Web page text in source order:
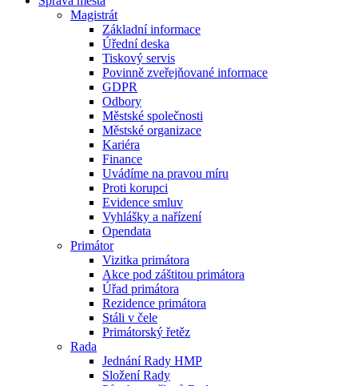
Magistrát
Základní informace
Úřední deska
Tiskový servis
Povinně zveřejňované informace
GDPR
Odbory
Městské společnosti
Městské organizace
Kariéra
Finance
Uvádíme na pravou míru
Proti korupci
Evidence smluv
Vyhlášky a nařízení
Opendata
Primátor
Vizitka primátora
Akce pod záštitou primátora
Úřad primátora
Rezidence primátora
Stáli v čele
Primátorský řetěz
Rada
Jednání Rady HMP
Složení Rady